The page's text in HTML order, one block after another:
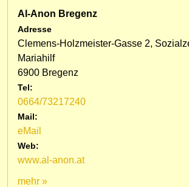
Al-Anon Bregenz
Adresse
Clemens-Holzmeister-Gasse 2,
Mariahilf
6900 Bregenz
Tel:
0664/73217240
Mail:
eMail
Web:
www.al-anon.at
mehr »